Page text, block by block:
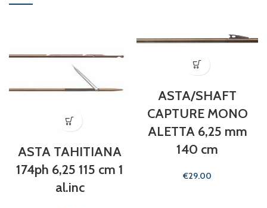
ASTA TAHITIANA
174ph 6,25 115 cm 1
al.inc
ASTA/SHAFT
CAPTURE MONO
ALETTA 6,25 mm
140 cm
€